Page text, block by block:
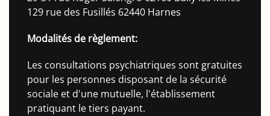
129 rue des Fusillés 62440 Harnes
Modalités de règlement:
Les consultations psychiatriques sont gratuites
pour les personnes disposant de la sécurité
sociale et d'une mutuelle, l'établissement
pratiquant le tiers payant.